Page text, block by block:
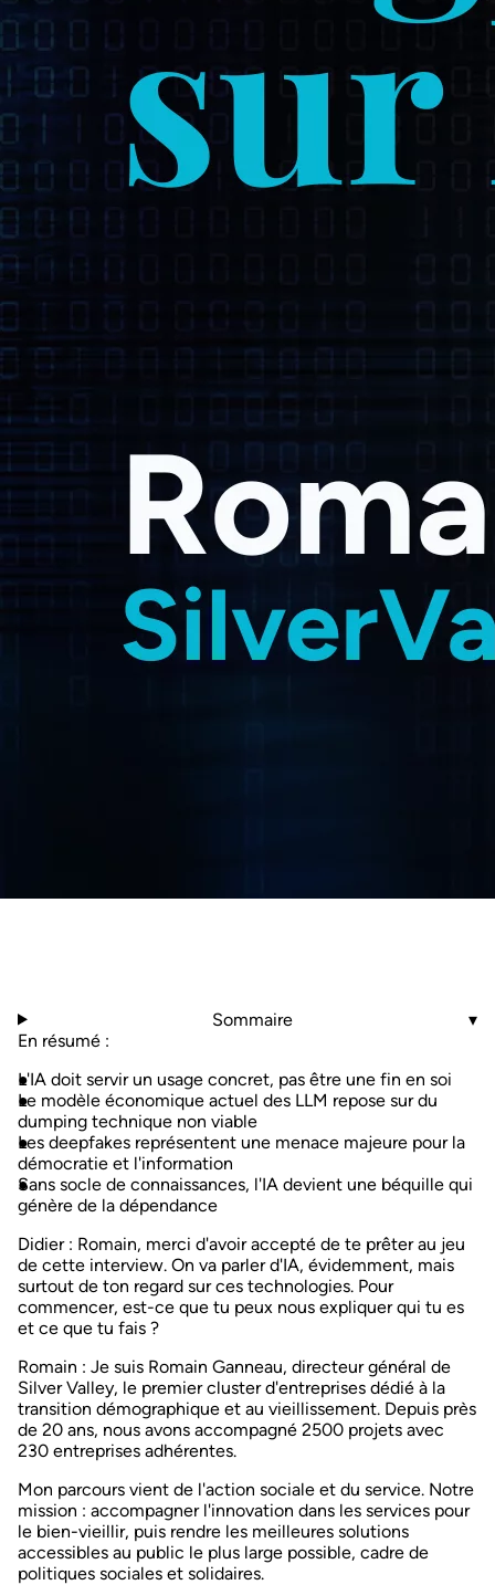
Sommaire
▾
En résumé :
L'IA doit servir un usage concret, pas être une fin en soi
Le modèle économique actuel des LLM repose sur du
dumping technique non viable
Les deepfakes représentent une menace majeure pour la
démocratie et l'information
Sans socle de connaissances, l'IA devient une béquille qui
génère de la dépendance
Didier: Romain, merci d'avoir accepté de te prêter au jeu
de cette interview. On va parler d'IA, évidemment, mais
surtout de ton regard sur ces technologies. Pour
commencer, est-ce que tu peux nous expliquer qui tu es
et ce que tu fais ?
Romain : Je suis Romain Ganneau, directeur général de
Silver Valley, le premier cluster d'entreprises dédié à la
transition démographique et au vieillissement. Depuis près
de 20 ans, nous avons accompagné 2500 projets avec
230 entreprises adhérentes.
Mon parcours vient de l'action sociale et du service. Notre
mission : accompagner l'innovation dans les services pour
le bien-vieillir, puis rendre les meilleures solutions
accessibles au public le plus large possible, cadre de
politiques sociales et solidaires.